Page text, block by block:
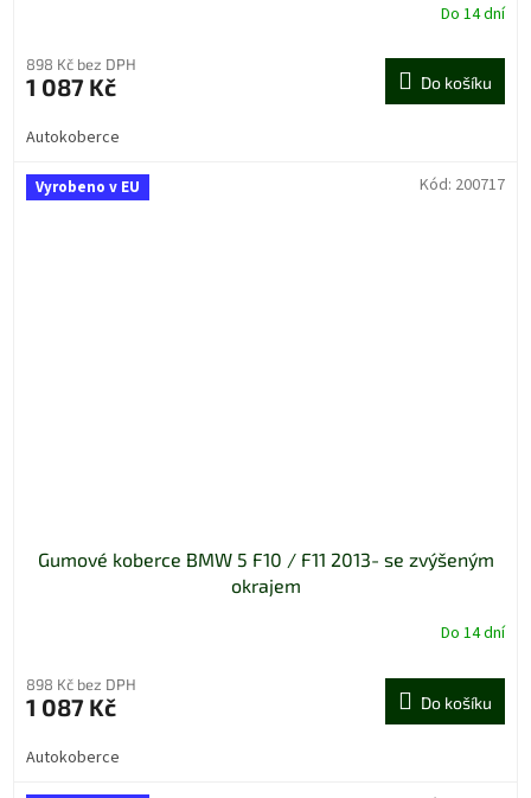
Do 14 dní
898 Kč bez DPH
1 087 Kč Do košíku
Autokoberce
Vyrobeno v EU
Gumové koberce BMW 5 F10 / F11 2013- se zvýšeným
okrajem
Do 14 dní
898 Kč bez DPH
1 087 Kč Do košíku
Autokoberce
Kód: 200717